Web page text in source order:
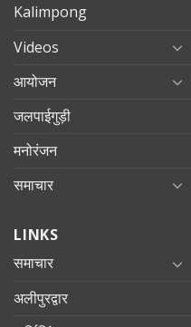
Kalimpong
Videos
आयोजन
जलपाईगुड़ी
मनोरंजन
समाचार
LINKS
समाचार
अलीपुरद्वार